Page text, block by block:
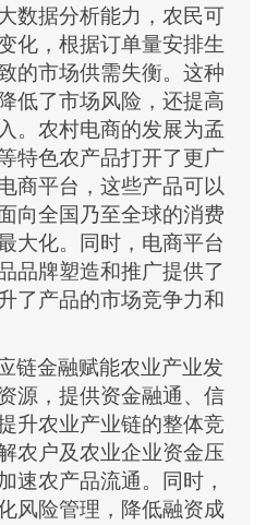
数据分析能力，农民可
化，根据订单量安排生
的市场供需失衡。这种
低了市场风险，还提高
。农村电商的发展为孟
特色农产品打开了更广
商平台，这些产品可以
向全国乃至全球的消费
大化。同时，电商平台
品牌塑造和推广提供了
了产品的市场竞争力和
链金融赋能农业产业发
源，提供资金融通、信
升农业产业链的整体竞
农户及农业企业资金压
速农产品流通。同时，
风险管理，降低融资成